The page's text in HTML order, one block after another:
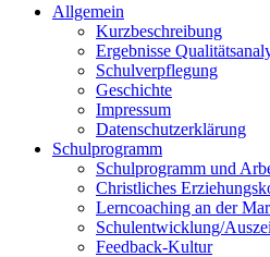
Allgemein
Kurzbeschreibung
Ergebnisse
Schulverpflegung
Geschichte
Impressum
Datenschutzerklärung
Schulprogramm
Schulprogramm und
Christliches
Lerncoaching an der
Schulentwicklung/
Feedback-Kultur